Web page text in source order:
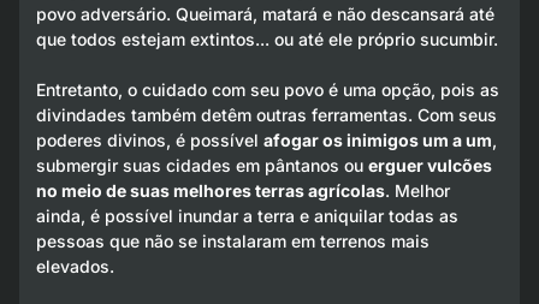
povo adversário. Queimará, matará e não descansará até
que todos estejam extintos... ou até ele próprio sucumbir.
Entretanto, o cuidado com seu povo é uma opção, pois as
divindades também detêm outras ferramentas. Com seus
poderes divinos, é possível afogar os inimigos um a um,
submergir suas cidades em pântanos ou erguer vulcões
no meio de suas melhores terras agrícolas. Melhor
ainda, é possível inundar a terra e aniquilar todas as
pessoas que não se instalaram em terrenos mais
elevados.